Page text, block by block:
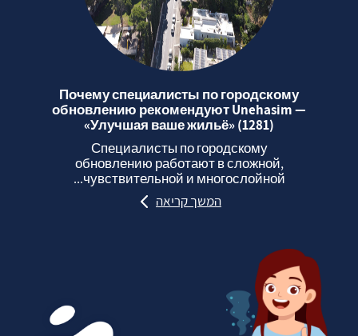
Почему специалисты по городскому
обновлению рекомендуют Unehasim —
«Улучшая ваше жильё» (1281)
Специалисты по городскому
обновлению работают в сложной,
чувствительной и многослойной...
המשך קריאה